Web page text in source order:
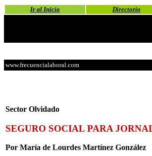
Ir al Inicio Directorio
www.frecuencialaboral.com
Sector Olvidado
SEGURO SOCIAL PARA
Por María de Lourdes Martínez González